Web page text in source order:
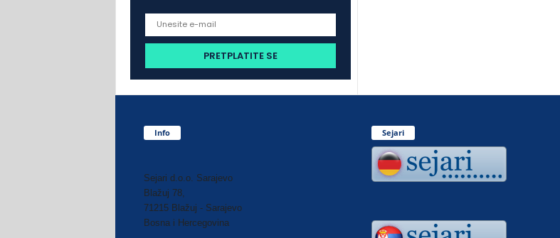
Info
Sejari d.o.o. Sarajevo
Blažuj 78,
71215 Blažuj - Sarajevo
Bosna i Hercegovina
Sejari